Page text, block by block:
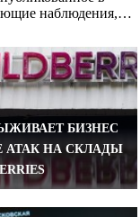
наблюдения,…
БИЗНЕС
АТАК НА СКЛАДЫ